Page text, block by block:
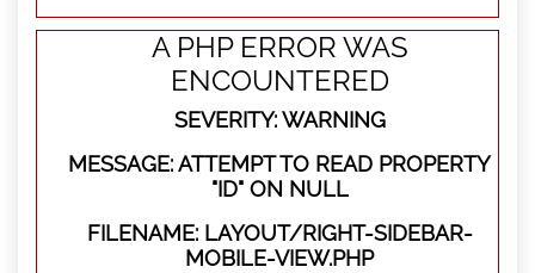
A PHP ERROR WAS
ENCOUNTERED
SEVERITY: WARNING
MESSAGE: ATTEMPT TO READ PROPERTY
"ID" ON NULL
FILENAME: LAYOUT/RIGHT-SIDEBAR-
MOBILE-VIEW.PHP